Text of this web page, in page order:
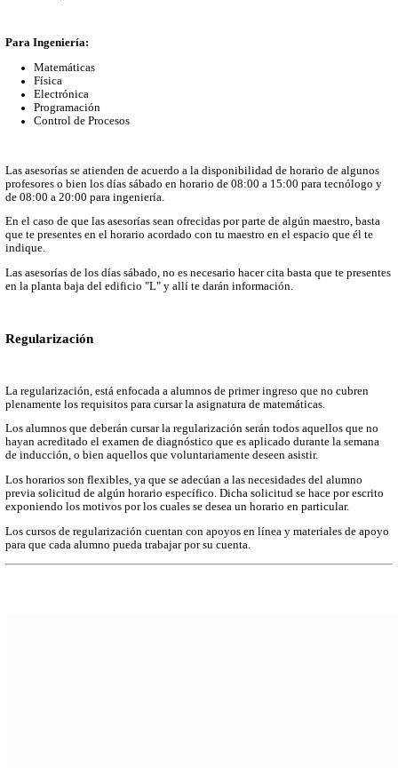
Documentos, guías y procedimientos
Inicio
Sitio Institucional
Miscelánea
Las asesorías son sesiones para atender dudas específicas que
sobre las materias que representan mayor índice de reprobación,
Para Tecnólogo:
Física
Dibujo
Para Ingeniería:
Matemáticas
Física
Programación
Control de Procesos